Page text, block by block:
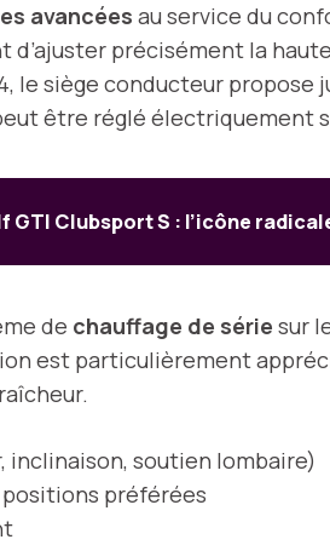
avancées au service du
d’ajuster précisément la
le siège conducteur propose
être réglé électriquement
GTI Clubsport S : l’icône
de chauffage de série sur
est particulièrement
inclinaison, soutien lombaire)
préférées